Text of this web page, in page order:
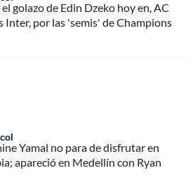
el golazo de Edin Dzeko hoy en, AC
Inter, por las 'semis' de Champions
Yamal no para de disfrutar en
apareció en Medellín con Ryan